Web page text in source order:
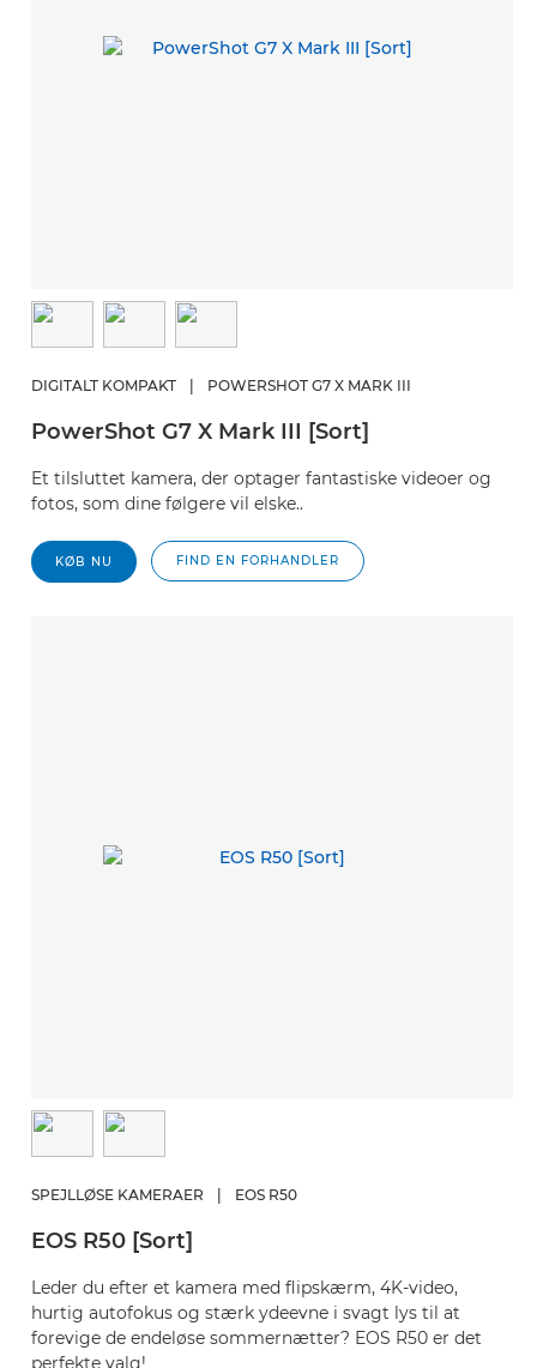
DIGITALT KOMPAKT | POWERSHOT G7 X MARK III
PowerShot G7 X Mark III [Sort]
Et tilsluttet kamera, der optager fantastiske videoer og
fotos, som dine følgere vil elske..
KØB NU FIND EN FORHANDLER
SPEJLLØSE KAMERAER | EOS R50
EOS R50 [Sort]
Leder du efter et kamera med flipskærm, 4K-video,
hurtig autofokus og stærk ydeevne i svagt lys til at
forevige de endeløse sommernætter? EOS R50 er det
perfekte valg!